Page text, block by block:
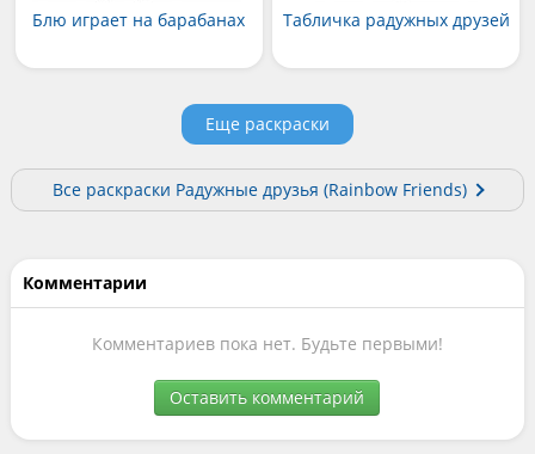
Блю играет на барабанах Табличка радужных друзей
Еще раскраски
Все раскраски Радужные друзья (Rainbow Friends)
Комментарии
Комментариев пока нет. Будьте первыми!
Оставить комментарий